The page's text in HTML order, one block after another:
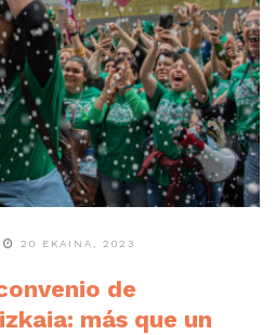
20 EKAINA, 2023
de
más que un